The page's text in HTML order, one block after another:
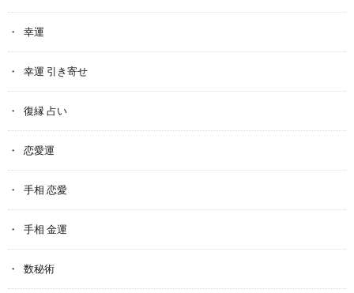
幸運
幸運 引き寄せ
復縁 占い
恋愛運
手相 恋愛
手相 金運
数秘術